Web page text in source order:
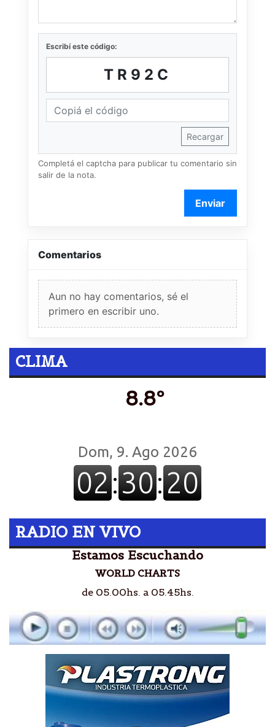
Escribí este código:
TR92C
Recargar
Completá el captcha para publicar tu comentario sin
salir de la nota.
Enviar
Comentarios
Aun no hay comentarios, sé el
primero en escribir uno.
CLIMA
8.8º
RADIO EN VIVO
Estamos Escuchando
WORLD CHARTS
de 05.00hs. a 05.45hs.